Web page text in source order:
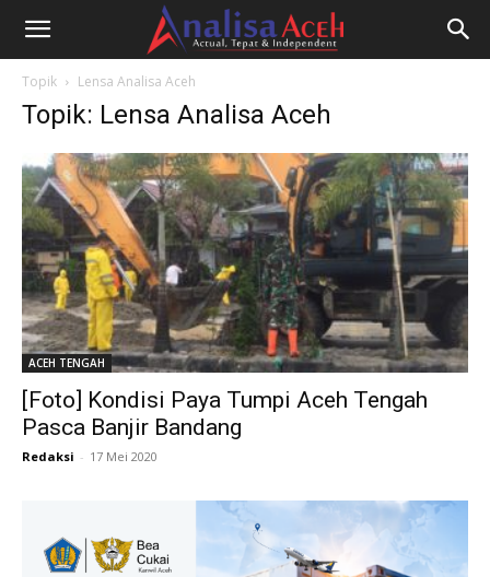
Topik Lensa Analisa Aceh
Topik: Lensa Analisa Aceh
ACEH TENGAH
[Foto] Kondisi Paya Tumpi Aceh Tengah
Pasca Banjir Bandang
Redaksi - 17 Mei 2020